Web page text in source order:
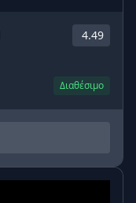
4.49
Διαθέσιμο